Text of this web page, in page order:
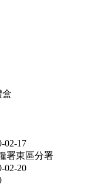
盒
02-17
署東區分署
02-20